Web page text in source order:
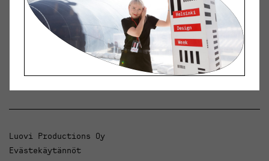
Helsinki Design Weekly.
Keskustelua, uutisia ja ilmiöitä muotoilusta ja
arkkitehtuurista.
Luovi Productions Oy
Evästekäytännöt